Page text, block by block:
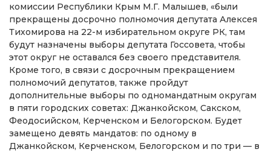
комиссии Республики Крым М.Г. Малышев, «были
прекращены досрочно полномочия депутата Алексея
Тихомирова на 22-м избирательном округе РК, там
будут назначены выборы депутата Госсовета, чтобы
этот округ не оставался без своего представителя.
Кроме того, в связи с досрочным прекращением
полномочий депутатов, также пройдут
дополнительные выборы по одномандатным округам
в пяти городских советах: Джанкойском, Сакском,
Феодосийском, Керченском и Белогорском. Будет
замещено девять мандатов: по одному в
Джанкойском, Керченском, Белогорском и по три — в